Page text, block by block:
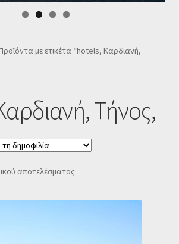
στο Newsletter του Dealistas.gr
με ετικέτα “hotels, Καρδιανή,
Τήνος,
αποτελέσματος